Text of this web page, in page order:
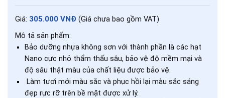
Giá: 305.000 VNĐ (Giá chưa bao gồm VAT)
Mô tả sản phẩm:
Bảo dưỡng nhựa không sơn với thành phần là các hạt
Nano cực nhỏ thẩm thấu sâu, bảo vệ độ mềm mại và
độ sâu thật màu của chất liệu được bảo vệ.
Làm tươi mới màu sắc và phục hồi lại màu sắc sáng
đẹp rực rỡ trên bề mặt được xử lý.